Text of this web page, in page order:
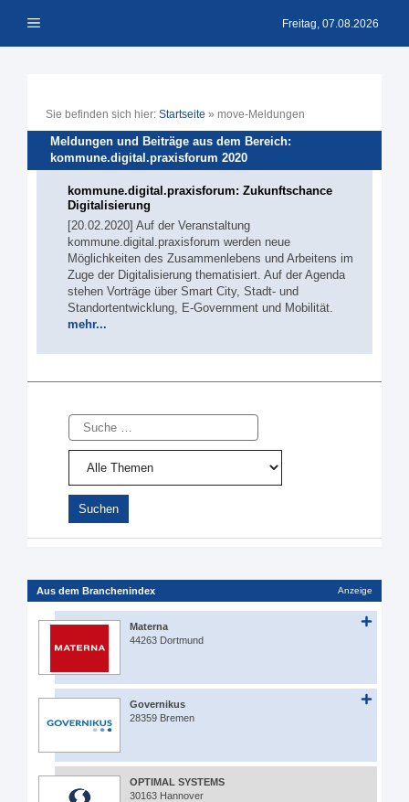
Inhalt Menü Freitag, 07.08.2026
Sie befinden sich hier: Startseite » move-Meldungen
Meldungen und Beiträge aus dem Bereich:
kommune.digital.praxisforum 2020
kommune.digital.praxisforum: Zukunftschance
Digitalisierung
[20.02.2020] Auf der Veranstaltung
kommune.digital.praxisforum werden neue
Möglichkeiten des Zusammenlebens und Arbeitens im
Zuge der Digitalisierung thematisiert. Auf der Agenda
stehen Vorträge über Smart City, Stadt- und
Standortentwicklung, E-Government und Mobilität.
mehr...
Suche
Aus dem Branchenindex Anzeige
Materna
44263 Dortmund
Governikus
28359 Bremen
OPTIMAL SYSTEMS
30163 Hannover